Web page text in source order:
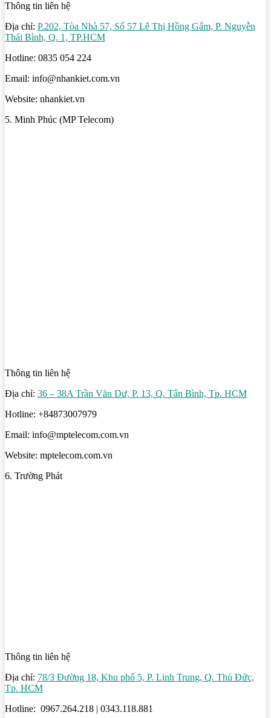
Thông tin liên hệ
Địa chỉ: P.202, Tòa Nhà 57, Số 57 Lê Thị Hồng Gấm, P. Nguyễn
Thái Bình, Q. 1, TP.HCM
Hotline: 0835 054 224
Email: info@nhankiet.com.vn
Website: nhankiet.vn
5. Minh Phúc (MP Telecom)
Thông tin liên hệ
Địa chỉ: 36 – 38A Trần Văn Dư, P. 13, Q. Tân Bình, Tp. HCM
Hotline: +84873007979
Email: info@mptelecom.com.vn
Website: mptelecom.com.vn
6. Trường Phát
Thông tin liên hệ
Địa chỉ: 78/3 Đường 18, Khu phố 5, P. Linh Trung, Q. Thủ Đức,
Tp. HCM
Hotline: 0967.264.218 | 0343.118.881